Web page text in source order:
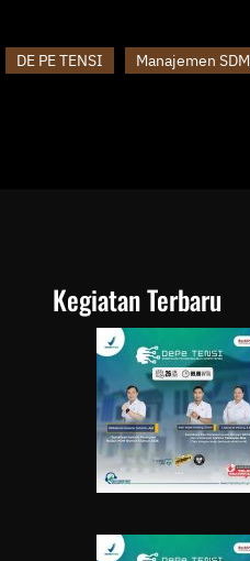
DE PE TENSI Manajemen SDM
Kegiatan Terbaru